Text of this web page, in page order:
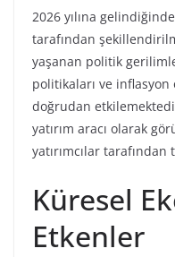
2026 yılına
tarafından
yaşanan politik
politikaları ve inflasyon
doğrudan
yatırım aracı olarak
yatırımcılar
Küresel
Etkenler